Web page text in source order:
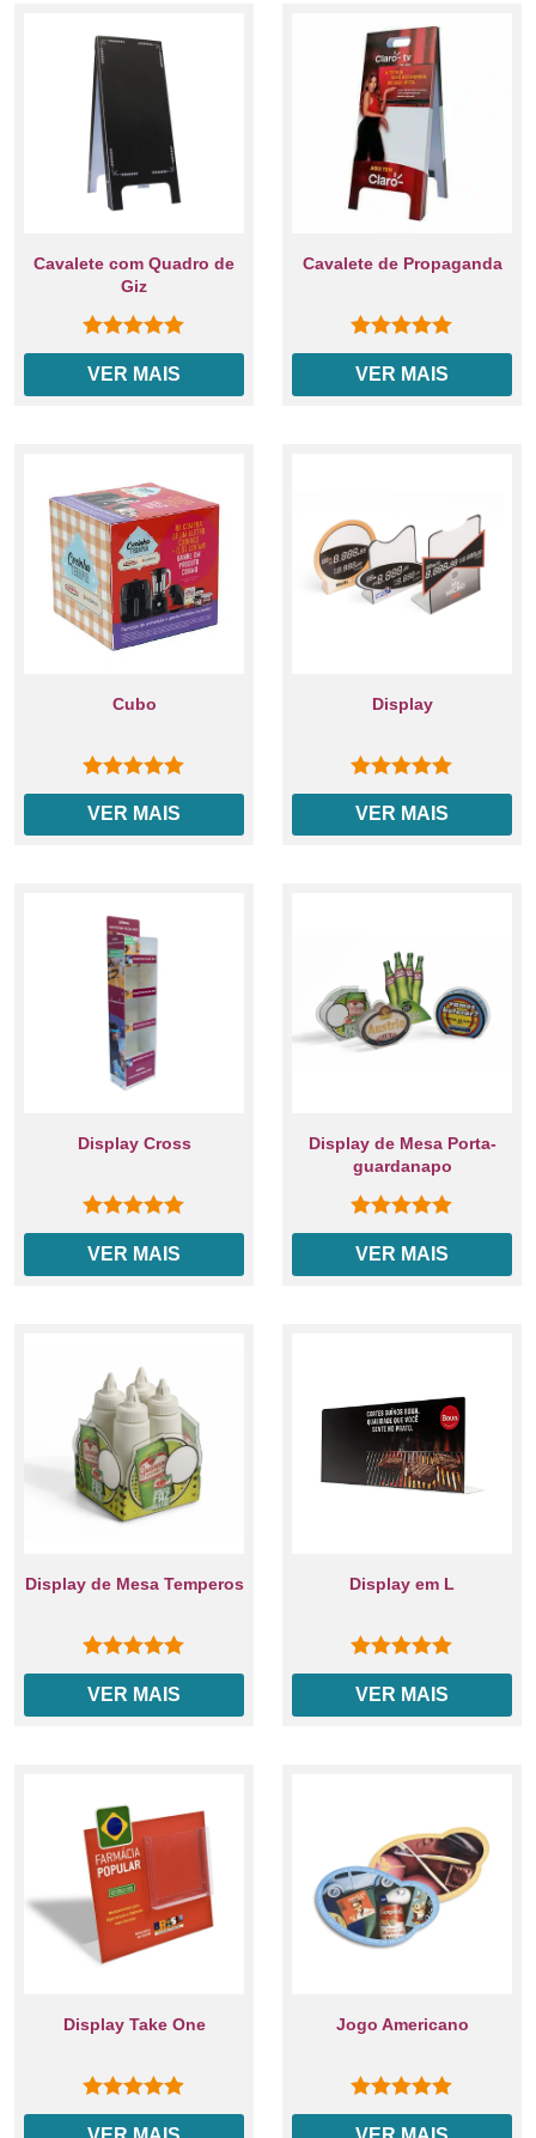
Cavalete com Quadro de
Giz
0out of 5
VER MAIS
Cavalete de Propaganda
0out of 5
VER MAIS
Cubo
0out of 5
VER MAIS
Display
0out of 5
VER MAIS
Display Cross
0out of 5
VER MAIS
Display de Mesa Porta-
guardanapo
0out of 5
VER MAIS
Display de Mesa Temperos
0out of 5
VER MAIS
Display em L
0out of 5
VER MAIS
Display Take One
0out of 5
Jogo Americano
0out of 5